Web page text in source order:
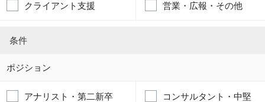
クライアント支援 営業・広報・その他
条件
ポジション
アナリスト・第二新卒 コンサルタント・中堅